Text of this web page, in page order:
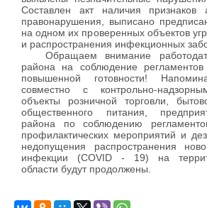
Составлен акт наличия признаков
правонарушения, выписано
на одном их проверенных объектов
и распространения инфекционных
Обращаем внимание
района на соблюдение
повышенной готовности!
совместно с контрольно-
объекты розничной торговли,
общественного питания,
района по соблюдению
профилактических мероприятий и
недопущения распространения
инфекции (COVID - 19) на
области будут продолжены.